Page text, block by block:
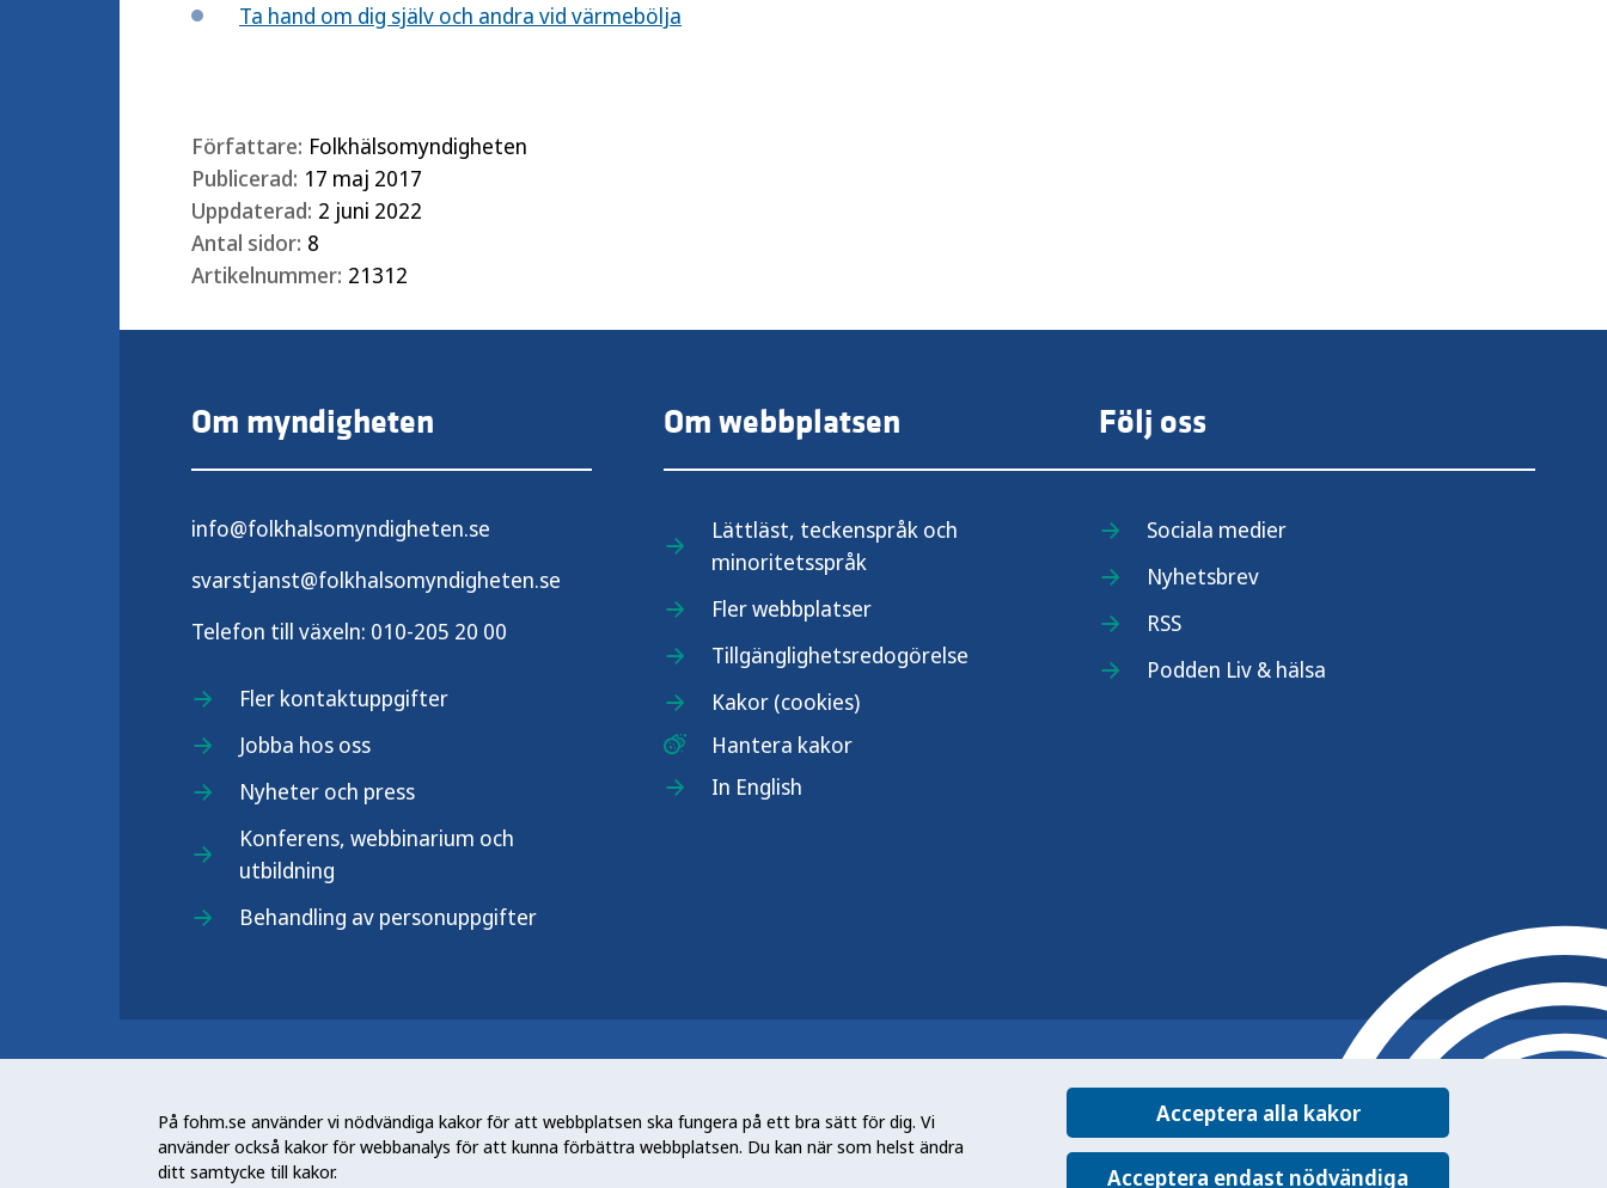
På fohm.se använder vi nödvändiga kakor för att webbplatsen ska fungera på ett bra sätt för dig. Vi
använder också kakor för webbanalys för att kunna förbättra webbplatsen. Du kan när som helst ändra
ditt samtycke till kakor.
Acceptera alla kakor
Acceptera endast nödvändiga
Ta hand om dig själv och andra vid värmebölja
Författare: Folkhälsomyndigheten
Publicerad: 17 maj 2017
Uppdaterad: 2 juni 2022
Antal sidor: 8
Artikelnummer: 21312
Om myndigheten
info@folkhalsomyndigheten.se
svarstjanst@folkhalsomyndigheten.se
Telefon till växeln: 010-205 20 00
Fler kontaktuppgifter
Jobba hos oss
Nyheter och press
Konferens, webbinarium och
utbildning
Behandling av personuppgifter
Om webbplatsen
Lättläst, teckenspråk och
minoritetsspråk
Fler webbplatser
Tillgänglighetsredogörelse
Kakor (cookies)
Hantera kakor
In English
Följ oss
Sociala medier
Nyhetsbrev
RSS
Podden Liv & hälsa
arbetar för en bättre folkhälsa. Det gör myndigheten genom att utveckla
och stödja samhällets arbete med att främja hälsa, förebygga ohälsa och
skydda mot hälsohot. Vår vision är en folkhälsa som stärker samhällets